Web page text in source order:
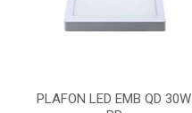
PLAFON LED EMB QD 30W